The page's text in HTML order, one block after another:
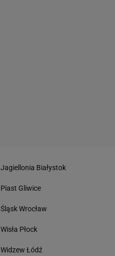
Jagiellonia Białystok
Piast Gliwice
Śląsk Wrocław
Wisła Płock
Widzew Łódź